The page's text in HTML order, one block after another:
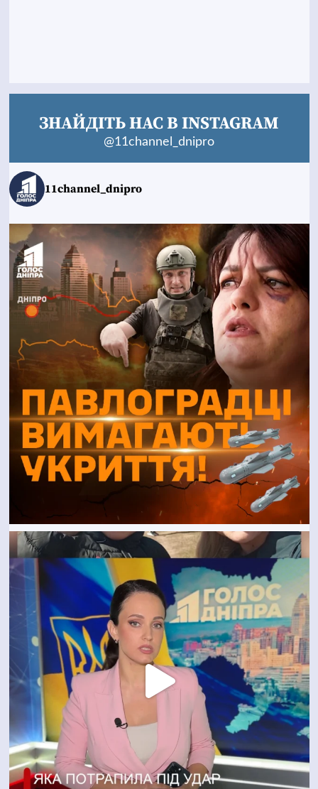
ЗНАЙДІТЬ НАС В INSTAGRAM
@11channel_dnipro
11channel_dnipro